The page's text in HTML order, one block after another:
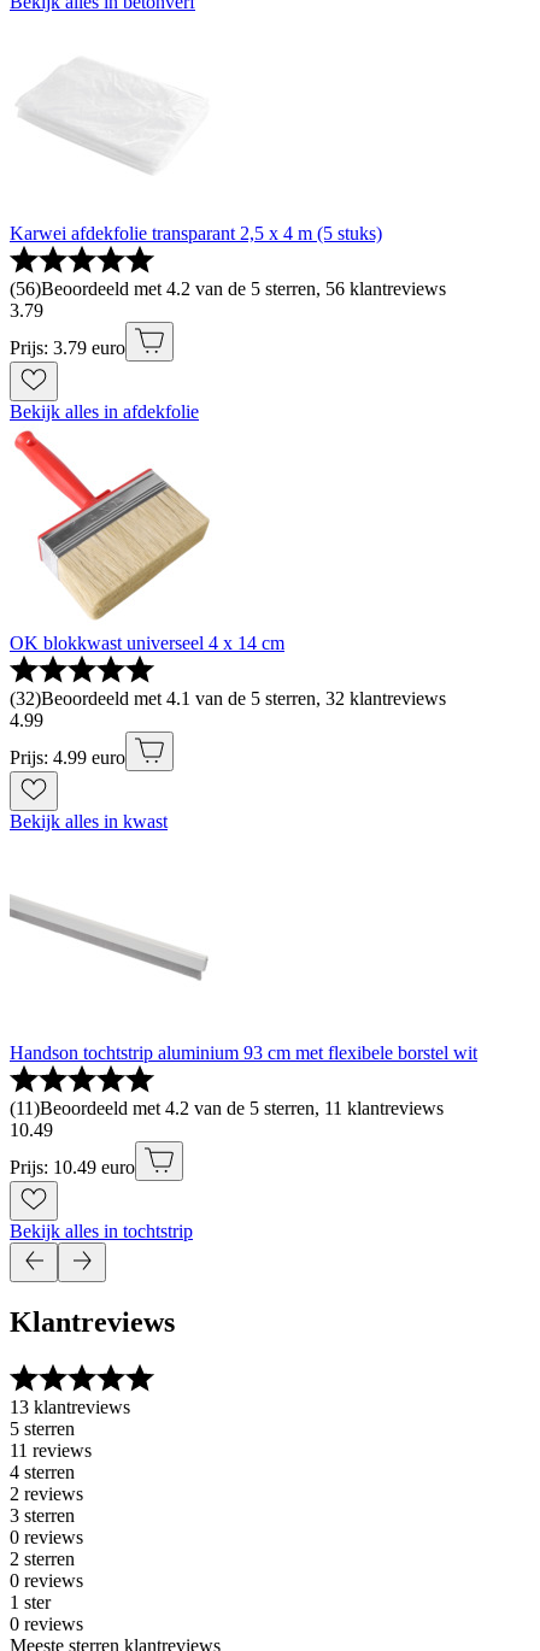
Karwei afdekfolie transparant 2,5 x 4 m (5 stuks)
(56)Beoordeeld met 4.2 van de 5 sterren, 56 klantreviews
3.79
Prijs: 3.79 euro
Bekijk alles in afdekfolie
OK blokkwast universeel 4 x 14 cm
(32)Beoordeeld met 4.1 van de 5 sterren, 32 klantreviews
4.99
Prijs: 4.99 euro
Bekijk alles in kwast
Handson tochtstrip aluminium 93 cm met flexibele borstel wit
(11)Beoordeeld met 4.2 van de 5 sterren, 11 klantreviews
10.49
Prijs: 10.49 euro
Bekijk alles in tochtstrip
Klantreviews
13 klantreviews
5 sterren
11 reviews
4 sterren
2 reviews
3 sterren
0 reviews
2 sterren
0 reviews
1 ster
0 reviews
Meeste sterren klantreviews